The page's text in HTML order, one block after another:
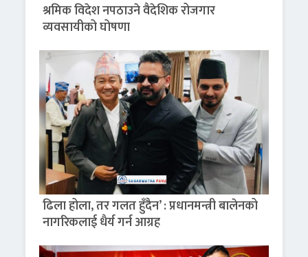
श्रमिक विदेश नपठाउने वैदेशिक रोजगार
व्यवसायीको घोषणा
ढिला होला, तर गलत हुँदैन’ : प्रधानमन्त्री बालेनको
नागरिकलाई धैर्य गर्न आग्रह